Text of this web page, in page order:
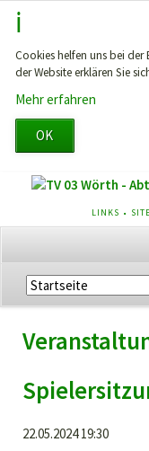
Cookies helfen uns bei der
der Website erklären Sie
Mehr erfahren
OK
NAVIGATION
LINKS
Navigation
überspringen
22.05.2024 19:30